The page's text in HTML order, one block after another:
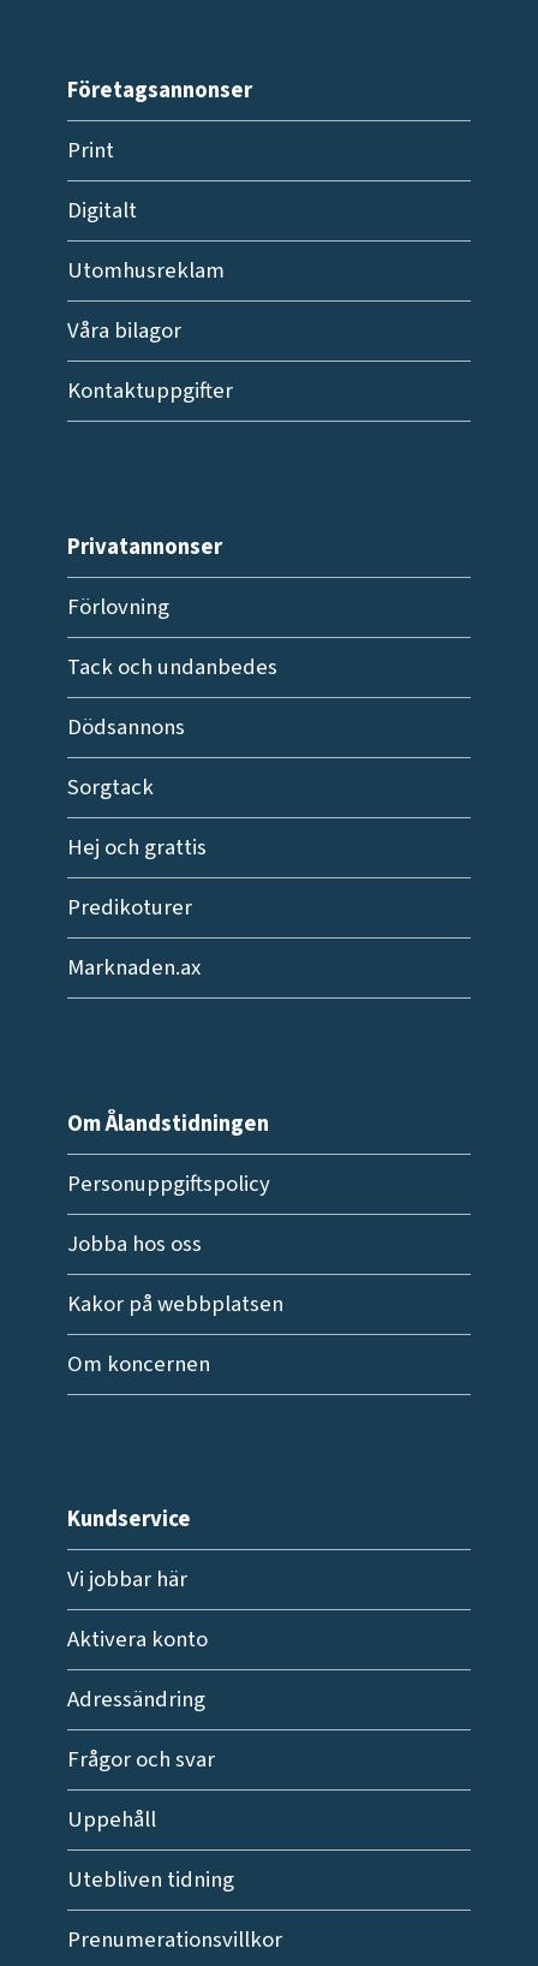
Företagsannonser
Print
Digitalt
Utomhusreklam
Våra bilagor
Kontaktuppgifter
Privatannonser
Förlovning
Tack och undanbedes
Dödsannons
Sorgtack
Hej och grattis
Predikoturer
Marknaden.ax
Om Ålandstidningen
Personuppgiftspolicy
Jobba hos oss
Kakor på webbplatsen
Om koncernen
Kundservice
Vi jobbar här
Aktivera konto
Adressändring
Frågor och svar
Uppehåll
Utebliven tidning
Prenumerationsvillkor